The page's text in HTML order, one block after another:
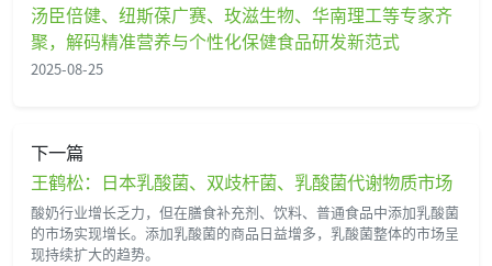
汤臣倍健、纽斯葆广赛、玫滋生物、华南理工等专家齐
聚，解码精准营养与个性化保健食品研发新范式
2025-08-25
下一篇
王鹤松：日本乳酸菌、双歧杆菌、乳酸菌代谢物质市场
酸奶行业增长乏力，但在膳食补充剂、饮料、普通食品中添加乳酸菌
的市场实现增长。添加乳酸菌的商品日益增多，乳酸菌整体的市场呈
现持续扩大的趋势。